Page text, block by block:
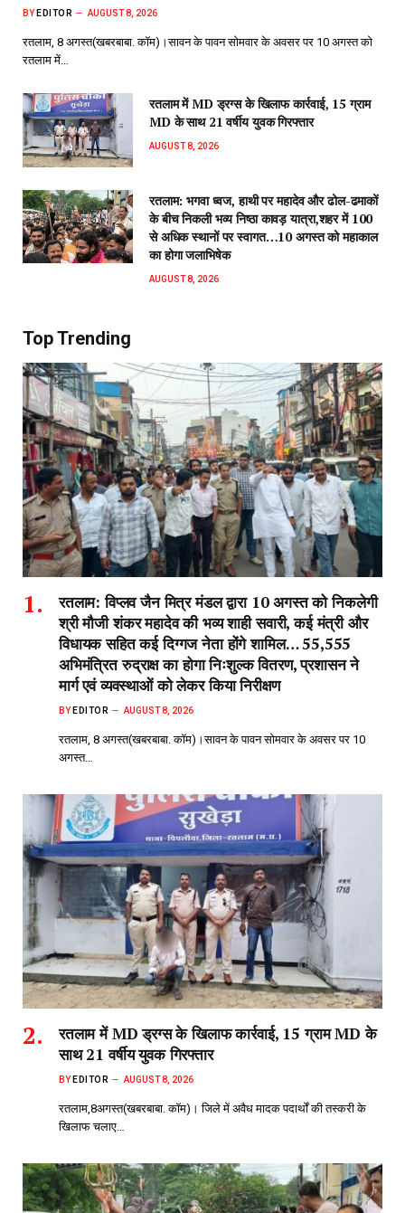
BY EDITOR AUGUST 8, 2026
रतलाम, 8 अगस्त(खबरबाबा. कॉम)।सावन के पावन सोमवार के अवसर पर 10 अगस्त को
रतलाम में…
रतलाम में MD ड्रग्स के खिलाफ कार्रवाई, 15 ग्राम
MD के साथ 21 वर्षीय युवक गिरफ्तार
AUGUST 8, 2026
रतलाम: भगवा ध्वज, हाथी पर महादेव और ढोल-ढमाकों
के बीच निकली भव्य निष्ठा कावड़ यात्रा,शहर में 100
से अधिक स्थानों पर स्वागत…10 अगस्त को महाकाल
का होगा जलाभिषेक
AUGUST 8, 2026
Top Trending
रतलाम: विप्लव जैन मित्र मंडल द्वारा 10 अगस्त को निकलेगी
श्री मौजी शंकर महादेव की भव्य शाही सवारी, कई मंत्री और
विधायक सहित कई दिग्गज नेता होंगे शामिल… 55,555
अभिमंत्रित रुद्राक्ष का होगा निःशुल्क वितरण, प्रशासन ने
मार्ग एवं व्यवस्थाओं को लेकर किया निरीक्षण
BY EDITOR AUGUST 8, 2026
रतलाम, 8 अगस्त(खबरबाबा. कॉम)।सावन के पावन सोमवार के अवसर पर 10
अगस्त…
रतलाम में MD ड्रग्स के खिलाफ कार्रवाई, 15 ग्राम MD के
साथ 21 वर्षीय युवक गिरफ्तार
BY EDITOR AUGUST 8, 2026
रतलाम,8अगस्त(खबरबाबा. कॉम)। जिले में अवैध मादक पदार्थों की तस्करी के
खिलाफ चलाए…